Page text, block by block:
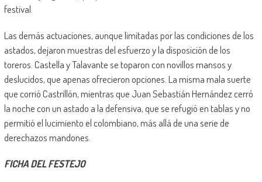
festival.
Las demás actuaciones, aunque limitadas por las condiciones de los
astados, dejaron muestras del esfuerzo y la disposición de los
toreros. Castella y Talavante se toparon con novillos mansos y
deslucidos, que apenas ofrecieron opciones. La misma mala suerte
que corrió Castrillón, mientras que Juan Sebastián Hernández cerró
la noche con un astado a la defensiva, que se refugió en tablas y no
permitió el lucimiento el colombiano, más allá de una serie de
derechazos mandones.
FICHA DEL FESTEJO